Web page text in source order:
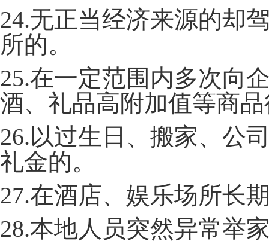
24.无正当经济来源的却
所的。
25.在一定范围内多次向
酒、礼品高附加值等商
26.以过生日、搬家、公
礼金的。
27.在酒店、娱乐场所长
28.本地人员突然异常举